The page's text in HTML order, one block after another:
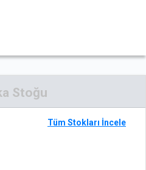
Stoğu
Tüm Stokları İncele